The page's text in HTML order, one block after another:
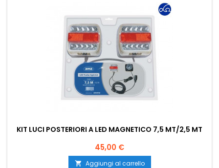
KIT LUCI POSTERIORI A LED MAGNETICO 7,5 MT/2,5 MT
Prezzo
45,00 €
 Aggiungi al carrello